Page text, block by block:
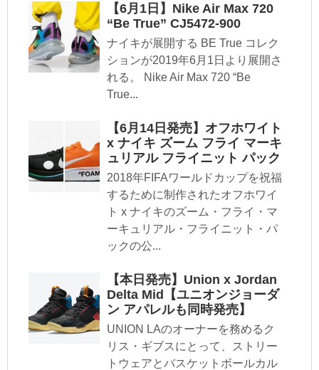
【6月1日】Nike Air Max 720
“Be True” CJ5472-900
ナイキが展開する BE True コレク
ションが2019年6月1日より展開さ
れる。 Nike Air Max 720 “Be
True...
【6月14日発売】オフホワイト
x ナイキ ズーム フライ マーキ
ュリアル フライニット パック
2018年FIFAワールドカップを祝福
するために制作されたオフホワイ
ト x ナイキのズーム・フライ・マ
ーキュリアル・フライニット・パ
ックの公...
【本日発売】Union x Jordan
Delta Mid【ユニオンジョーダ
ン アパレルも同時発売】
UNION LAのオーナーを務めるク
リス・ギブスにとって、ストリー
トウェアとバスケットボールカル